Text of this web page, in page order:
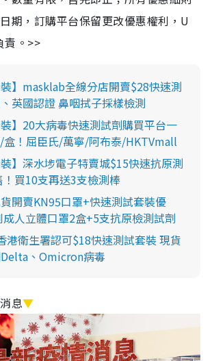
期，訂購平台保留更改優惠權利，U
。>>
裝】masklab全線分店開賣$28快速測
英國認證 鼻咽拭子採樣檢測
裝】20大病毒快速測試劑購買平台一
盒！屈臣氏/萬寧/阿布泰/HKTVmall
裝】深水埗電子特賣城$15快速抗原測
買10支再送3支檢測棒
開賣KN95口罩+快速測試套裝優
人立體口罩2盒+5支抗原檢測試劑
港衛生署認可$18快速測試套裝 現貨
、Omicron病毒
息▼